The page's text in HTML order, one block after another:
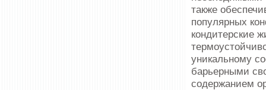
также
популярных
кондитерские
уникальному
барьерными
содержанием